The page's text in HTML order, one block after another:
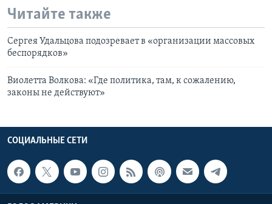
Читайте также
Сергея Удальцова подозревает в «организации массовых
беспорядков»
Виолетта Волкова: «Где политика, там, к сожалению,
законы не действуют»
СОЦИАЛЬНЫЕ СЕТИ